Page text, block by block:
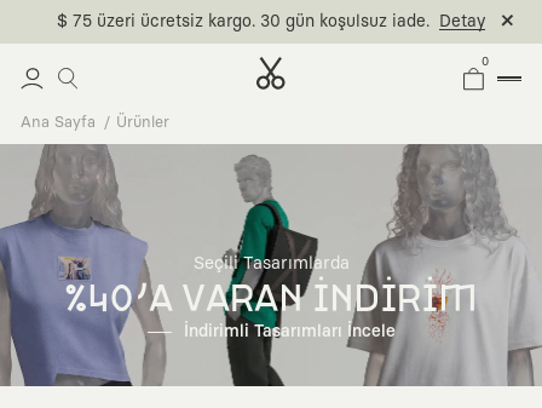
$ 75 üzeri ücretsiz kargo. 30 gün koşulsuz iade. Detay
0
Ana Sayfa Ürünler
Seçili Tasarımlarda
%40'A VARAN İNDİRİM
İndirimli Tasarımları İncele